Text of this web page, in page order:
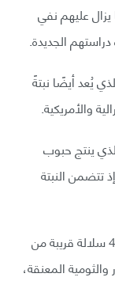
عليهم نفي
الجديدة.
يُعد أيضًا نبتةً
والأمريكية.
ينتج حبوب
تتضمن النبتة
تنتشر هذه السمة على نطاق واسع بين نحو 4000 سلالة قريبة من
المعنقة،